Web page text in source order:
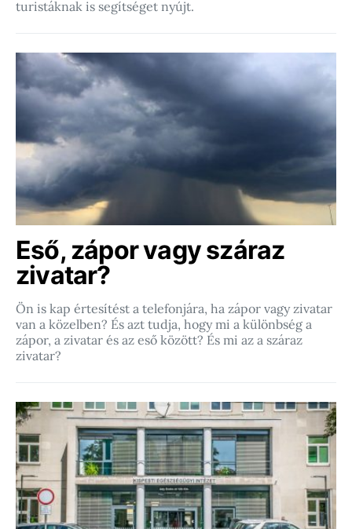
turistáknak is segítséget nyújt.
Eső, zápor vagy száraz
zivatar?
Ön is kap értesítést a telefonjára, ha zápor vagy zivatar
van a közelben? És azt tudja, hogy mi a különbség a
zápor, a zivatar és az eső között? És mi az a száraz
zivatar?